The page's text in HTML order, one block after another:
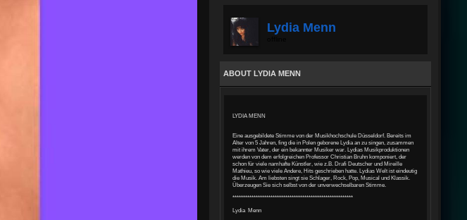
Lydia Menn
ABOUT LYDIA MENN
LYDIA MENN
Eine ausgebildete Stimme von der Musikhochschule Düsseldorf. Bereits im
Alter von 5 Jahren, fing die in Polen geborene Lydia an zu singen, zusammen
mit ihrem Vater, der ein bekannter Musiker war. Lydias Musikproduktionen
werden von dem erfolgreichen Professor Christian Bruhn komponiert, der
schon für viele namhafte Künstler, wie z.B. Drafi Deutscher und Mireille
Mathieu, so wie viele Andere, Hits geschrieben hatte. Lydias Welt ist eindeutig
die Musik. Am liebstensingt sie Schlager, Rock, Pop, Musical und Klassik.
Überzeugen Sie sich selbst von der unverwechselbaren Stimme.
*********************************************************
Lydia Menn